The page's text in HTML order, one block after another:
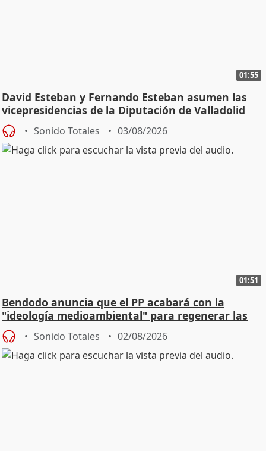
01:55
David Esteban y Fernando Esteban asumen las
vicepresidencias de la Diputación de Valladolid
Sonido Totales 03/08/2026
01:51
Bendodo anuncia que el PP acabará con la
"ideología medioambiental" para regenerar las
playas
Sonido Totales 02/08/2026